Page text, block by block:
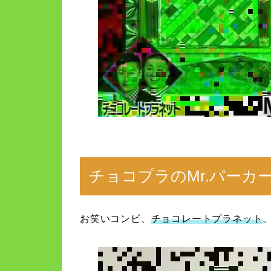
チョコプラのMr.パーカ
お笑いコンビ、 チョコレートプラネット